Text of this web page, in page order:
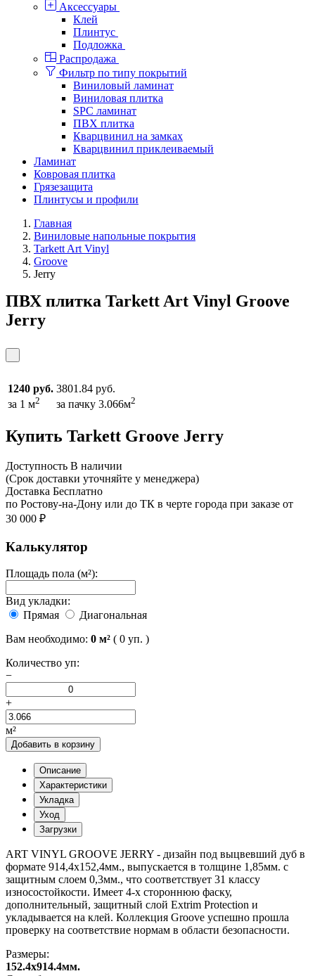
Аксессуары
Клей
Плинтус
Подложка
Распродажа
Фильтр по типу покрытий
Виниловый ламинат
Виниловая плитка
SPC ламинат
ПВХ плитка
Кварцвинил на замках
Кварцвинил приклеиваемый
Ламинат
Ковровая плитка
Грязезащита
Плинтусы и профили
Главная
Виниловые напольные покрытия
Tarkett Art Vinyl
Groove
Jerry
ПВХ плитка Tarkett Art Vinyl Groove
Jerry
1240 руб.
за 1 м2
3801.84 руб.
за пачку 3.066м2
Купить Tarkett Groove Jerry
Доcтупность В наличии
(Срок доставки уточняйте у менеджера)
Доставка Бесплатно
по Ростову-на-Дону или до ТК в черте города при заказе от
30 000 ₽
Калькулятор
Площадь пола (м²):
Вид укладки:
Прямая
Диагональная
Вам необходимо: 0 м² ( 0 уп. )
Количество уп:
−
+
м²
Добавить в корзину
Описание
Характеристики
Укладка
Уход
Загрузки
ART VINYL GROOVE JERRY - дизайн под выцвевший дуб в
формате 914,4х152,4мм., выпускается в толщине 1,85мм. с
защитным слоем 0,3мм., что соответствует 31 классу
износостойкости. Имеет 4-х стороннюю фаску,
дополнительный, защитный слой Extrim Protection и
укладывается на клей. Коллекция Groove успешно прошла
проверку на соответствие нормам в области безопасности.
Размеры:
152.4x914.4мм.